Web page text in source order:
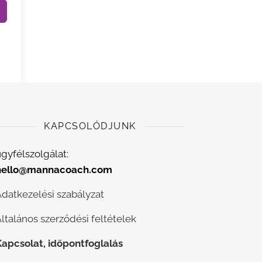
KAPCSOLÓDJUNK
szabályzat
szerződési feltételek
időpontfoglalás